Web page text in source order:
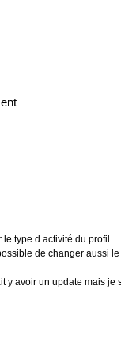
type d activité du profil.
de changer aussi
avoir un update mais je